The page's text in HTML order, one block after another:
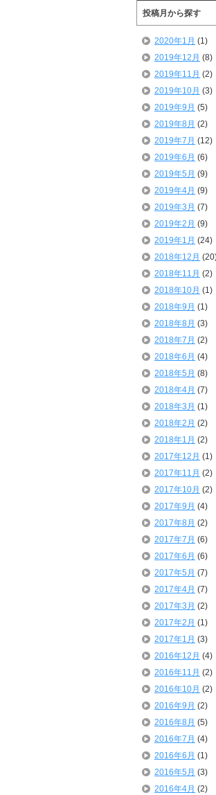
投稿月から探す
2020年1月 (1)
2019年12月 (8)
2019年11月 (2)
2019年10月 (3)
2019年9月 (5)
2019年8月 (2)
2019年7月 (12)
2019年6月 (6)
2019年5月 (9)
2019年4月 (9)
2019年3月 (7)
2019年2月 (9)
2019年1月 (24)
2018年12月
2018年11月 (2)
2018年10月 (1)
2018年9月 (1)
2018年8月 (3)
2018年7月 (2)
2018年6月 (4)
2018年5月 (8)
2018年4月 (7)
2018年3月 (1)
2018年2月 (2)
2018年1月 (2)
2017年12月 (1)
2017年11月 (2)
2017年10月 (2)
2017年9月 (4)
2017年8月 (2)
2017年7月 (6)
2017年6月 (6)
2017年5月 (7)
2017年4月 (7)
2017年3月 (2)
2017年2月 (1)
2017年1月 (3)
2016年12月 (4)
2016年11月 (2)
2016年10月 (2)
2016年9月 (2)
2016年8月 (5)
2016年7月 (4)
2016年6月 (1)
2016年5月 (3)
2016年4月 (2)